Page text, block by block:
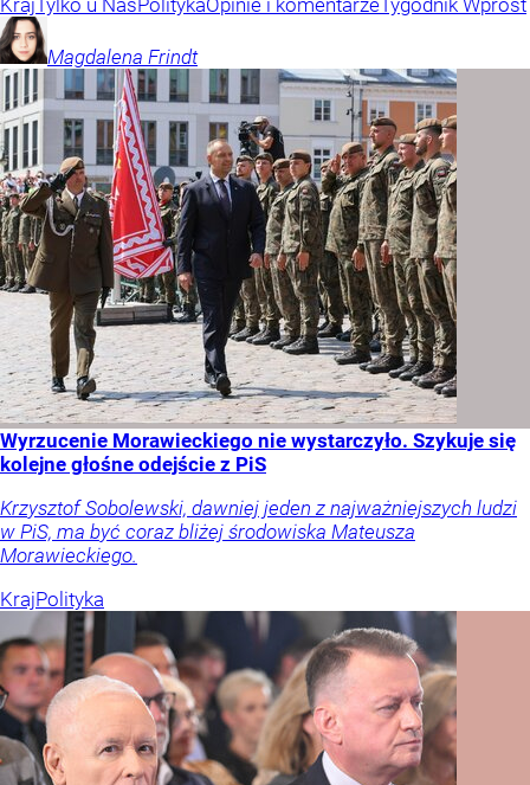
Kraj Tylko u NasPolitykaOpinie i komentarze Tygodnik Wprost
Magdalena Frindt
Wyrzucenie Morawieckiego nie wystarczyło. Szykuje się
kolejne głośne odejście z PiS
Krzysztof Sobolewski, dawniej jeden z najważniejszych ludzi
w PiS, ma być coraz bliżej środowiska Mateusza
Morawieckiego.
KrajPolityka